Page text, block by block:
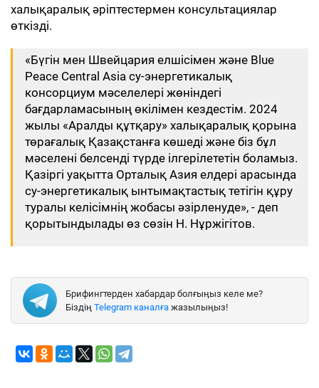
халықаралық әріптестермен консультациялар
өткізді.
«Бүгін мен Швейцария елшісімен және Blue
Peace Central Asia су-энергетикалық
консорциум мәселелері жөніндегі
бағдарламасының өкілімен кездестім. 2024
жылы «Аралды құтқару» халықаралық қорына
төрағалық Қазақстанға көшеді және біз бұл
мәселені белсенді түрде ілгерілететін боламыз.
Қазіргі уақытта Орталық Азия елдері арасында
су-энергетикалық ынтымақтастық тетігін құру
туралы келісімнің жобасы әзірленуде», - деп
қорытындылады өз сөзін Н. Нұржігітов.
Брифингтерден хабардар болғыңыз келе ме?
Біздің Telegram каналға жазылыңыз!